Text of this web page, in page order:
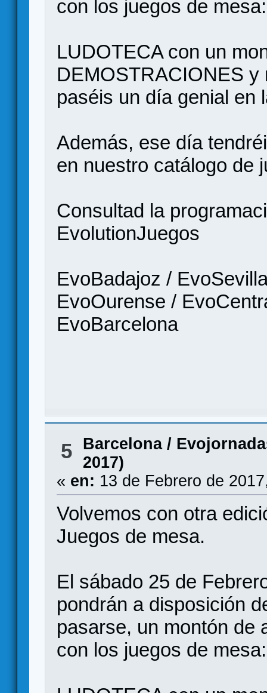
con los juegos de mesa:
LUDOTECA con un
DEMOSTRACIONES
paséis un día genial en
Además, ese día
en nuestro catálogo de
Consultad la
EvolutionJuegos
EvoBadajoz /
EvoOurense /
EvoBarcelona
5 Barcelona/
2017)
« en: 13 de Febrero de
Volvemos con otra
Juegos de mesa.
El sábado 25 de
pondrán a disposición
pasarse, un montón de
con los juegos de mesa: